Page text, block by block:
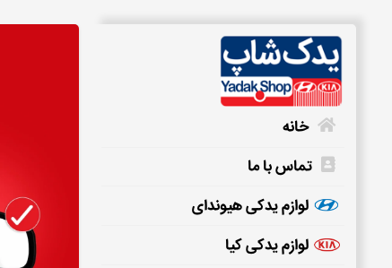
خانه
تماس با ما
لوازم یدکی هیوندای
لوازم یدکی کیا